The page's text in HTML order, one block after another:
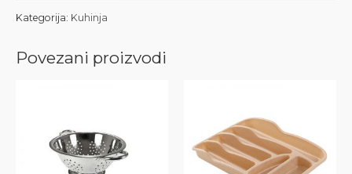
Kategorija: Kuhinja
Povezani proizvodi